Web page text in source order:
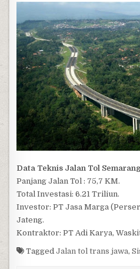
Data Teknis Jalan Tol
Panjang Jalan Tol : 75,7 KM.
Total Investasi: 6.21 Triliun.
Investor: PT Jasa Marga
Jateng.
Kontraktor: PT Adi Karya,
TaggedJalan tol trans jawa,